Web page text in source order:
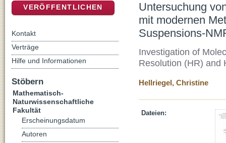
Untersuchung
mit modernen
Suspensions-
Investigation of
Resolution (HR) and
Hellriegel, Christine
Dateien:
VERÖFFENTLICHEN
Kontakt
Verträge
Hilfe und Informationen
Stöbern
Mathematisch-
Naturwissenschaftliche
Fakultät
Erscheinungsdatum
Autoren